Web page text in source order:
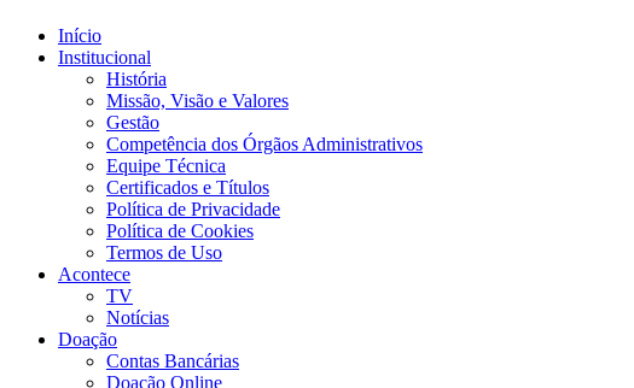
Início
Institucional
História
Missão, Visão e Valores
Gestão
Competência dos Órgãos Administrativos
Equipe Técnica
Certificados e Títulos
Política de Privacidade
Política de Cookies
Termos de Uso
Acontece
TV
Notícias
Doação
Contas Bancárias
Doação Online